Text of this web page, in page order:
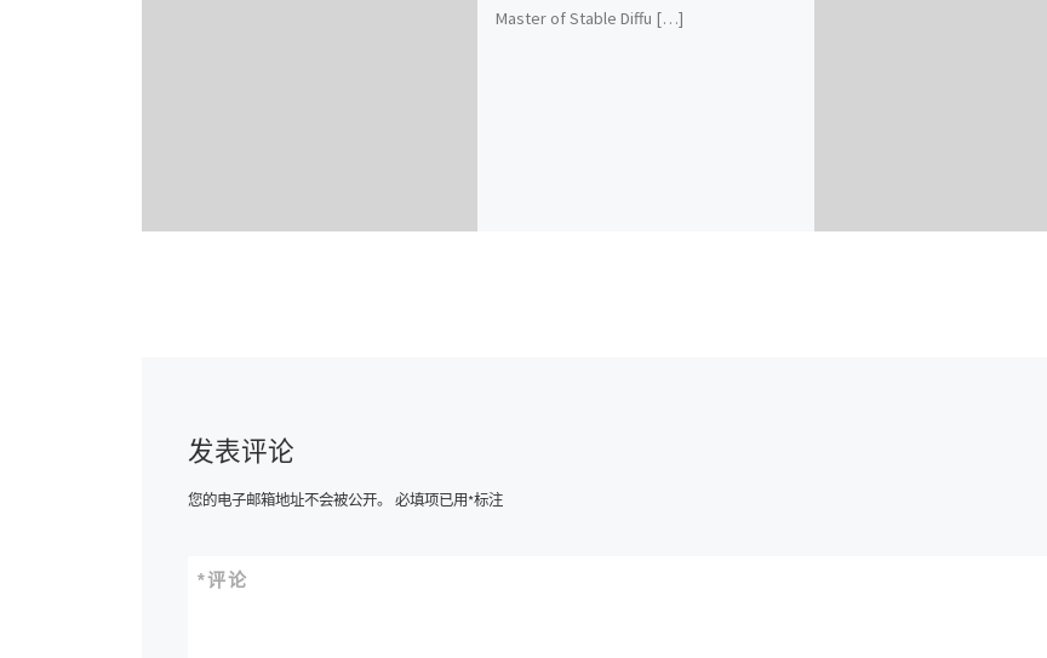
Master of Stable Diffu […]
发表评论
您的电子邮箱地址不会被公开。 必填项已用*标注
评论
*